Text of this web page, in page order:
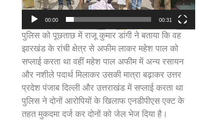
00:00 00:31
पुलिस को पूछताछ में राजू कुमार डांगी ने बताया कि वह
झारखंड के रांची क्षेत्र से अफीम लाकर महेश पाल को
सप्लाई करता था वहीं महेश पाल अफीम में अन्य रसायन
और नशीले पदार्थ मिलाकर उसकी मात्रा बढ़ाकर उत्तर
प्रदेश पंजाब दिल्ली और उत्तराखंड में सप्लाई करता था
पुलिस ने दोनों आरोपियों के खिलाफ एनडीपीएस एक्ट के
तहत मुकदमा दर्ज कर दोनों को जेल भेज दिया है।